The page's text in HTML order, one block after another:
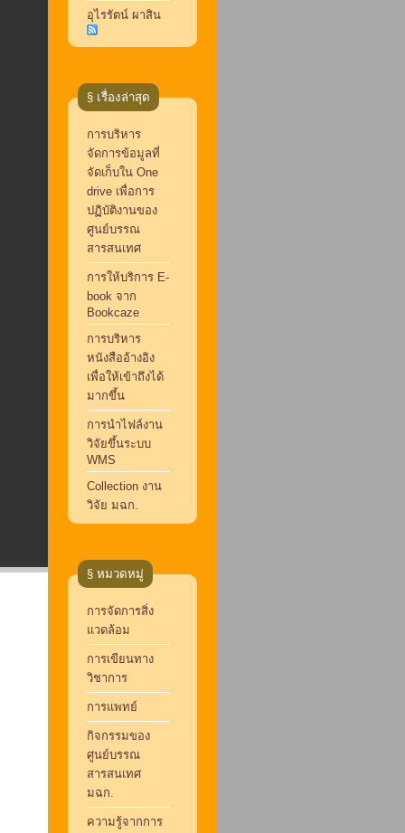
อุไรรัตน์ ผาสิน
§ เรื่องล่าสุด
การบริหาร
จัดการข้อมูลที่
จัดเก็บใน One
drive เพื่อการ
ปฏิบัติงานของ
ศูนย์บรรณ
สารสนเทศ
การให้บริการ E-
book จาก
Bookcaze
การบริหาร
หนังสืออ้างอิง
เพื่อให้เข้าถึงได้
มากขึ้น
การนำไฟล์งาน
วิจัยขึ้นระบบ
WMS
Collection งาน
วิจัย มฉก.
§ หมวดหมู่
การจัดการสิ่ง
แวดล้อม
การเขียนทาง
วิชาการ
การแพทย์
กิจกรรมของ
ศูนย์บรรณ
สารสนเทศ
มฉก.
ความรู้จากการ